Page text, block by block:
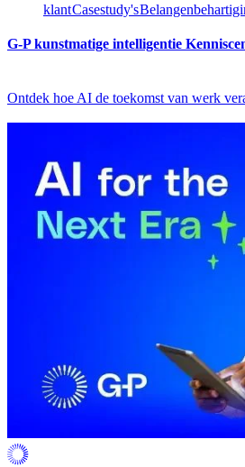
klant​​Casestudy's​​
G-P kunstmatige intelligentie
Ontdek hoe AI de toekomst van werk